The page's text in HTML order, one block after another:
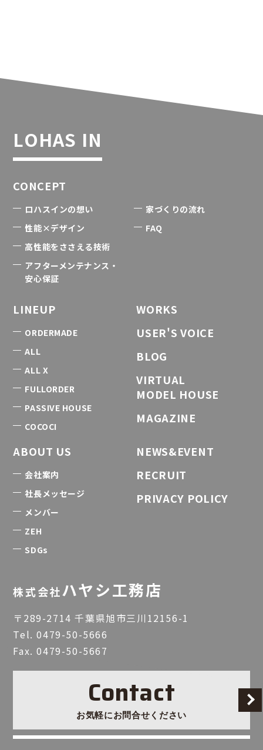
LOHAS IN
CONCEPT
ロハスインの想い
性能×デザイン
高性能をささえる技術
アフターメンテナンス・
安心保証
家づくりの流れ
FAQ
LINEUP
ORDERMADE
ALL
ALL X
FULLORDER
PASSIVE HOUSE
COCOCI
WORKS
USER'S VOICE
BLOG
VIRTUAL
MODEL HOUSE
MAGAZINE
ABOUT US
会社案内
社長メッセージ
メンバー
ZEH
SDGs
NEWS&EVENT
RECRUIT
PRIVACY POLICY
株式会社ハヤシ工務店
〒289-2714 千葉県旭市三川12156-1
Tel.0479-50-5666
Fax. 0479-50-5667
Contact
お気軽にお問合せください